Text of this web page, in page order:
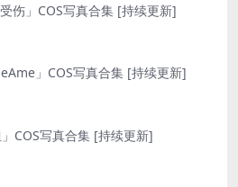
受伤」COS写真合集 [持续更新]
」COS写真合集 [持续更新]
」COS写真合集 [持续更新]